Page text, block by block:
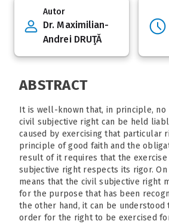
Autor
Dr. Maximilian-
Andrei DRUŢĂ
ABSTRACT
It is well-known that, in principle,
civil subjective right can be held
caused by exercising that particular
principle of good faith and the
result of it requires that the exercise
subjective right respects its rigor. On
means that the civil subjective right
for the purpose that has been
the other hand, it can be understood
order for the right to be exercised